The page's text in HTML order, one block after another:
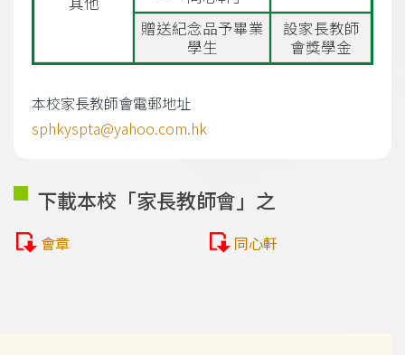
贈送紀念品予畢業
學生
設家長教師
會獎學金
本校家長教師會電郵地址
sphkyspta@yahoo.com.hk
下載本校「家長教師會」之
會章 同心軒